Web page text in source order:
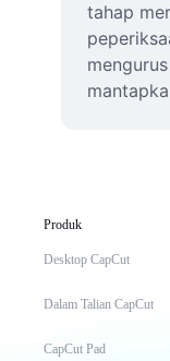
tahap
Produk
Desktop CapCut
Dalam Talian CapCut
CapCut Pad